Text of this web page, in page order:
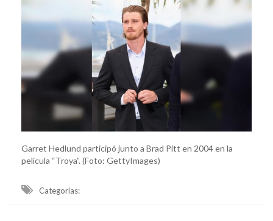
Garret Hedlund participó junto a Brad Pitt en 2004 en la
película “Troya”. (Foto: GettyImages)
Categorias: